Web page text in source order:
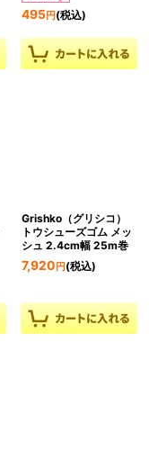
495円(税込)
Grishko（グリシコ）
トウシューズゴム メッ
シュ 2.4cm幅 25m巻
7,920 円(税込)